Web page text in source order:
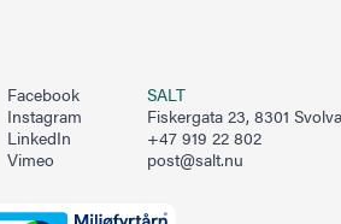
Facebook
Instagram
LinkedIn
Vimeo
SALT
Fiskergata 23, 8301
+47 919 22 802
post@salt.nu